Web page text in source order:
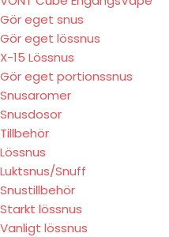
Gör eget snus
Gör eget lössnus
X-15 Lössnus
Gör eget portionssnus
Snusaromer
Snusdosor
Tillbehör
Lössnus
Luktsnus/Snuff
Snustillbehör
Starkt lössnus
Vanligt lössnus